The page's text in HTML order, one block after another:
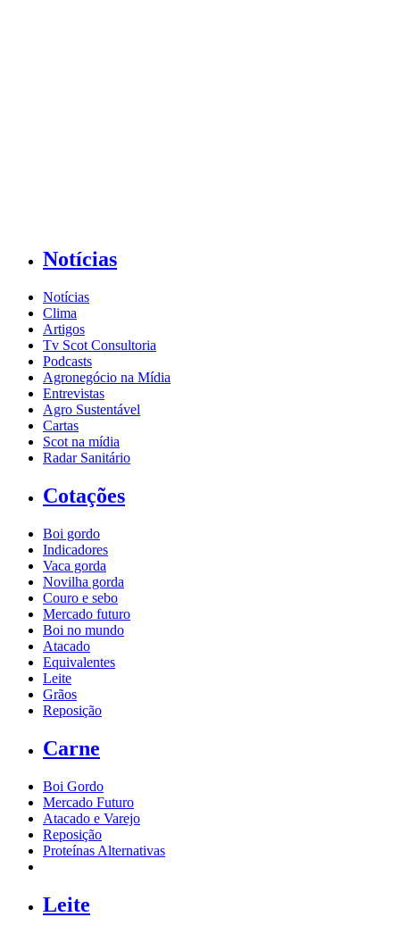
Notícias
Notícias
Clima
Artigos
Tv Scot Consultoria
Podcasts
Agronegócio na Mídia
Entrevistas
Agro Sustentável
Cartas
Scot na mídia
Radar Sanitário
Cotações
Boi gordo
Indicadores
Vaca gorda
Novilha gorda
Couro e sebo
Mercado futuro
Boi no mundo
Atacado
Equivalentes
Leite
Grãos
Reposição
Carne
Boi Gordo
Mercado Futuro
Atacado e Varejo
Reposição
Proteínas Alternativas
Leite